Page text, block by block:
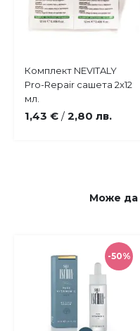
Добави
в
Купи
Комплект NEVITALY
Pro-Repair сашета 2x12
мл.
1,43 € / 2,80 лв.
Може да
-50%